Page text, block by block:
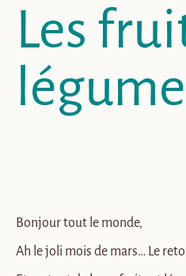
Les
Bonjour tout le monde,
Ah le joli mois de mars… Le